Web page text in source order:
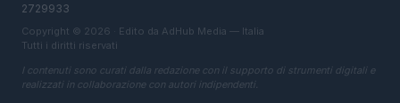
2729933
Copyright © 2026 · Edito da AdHub Media — Italia
Tutti i diritti riservati
I contenuti sono curati dalla redazione con il supporto di strumenti digitali e
realizzati in collaborazione con autori indipendenti.